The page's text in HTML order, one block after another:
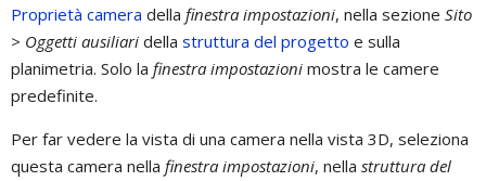
Proprietà camera della finestra impostazioni, nella sezione Sito
> Oggetti ausiliari della struttura del progetto e sulla
planimetria. Solo la finestra impostazioni mostra le camere
predefinite.
Per far vedere la vista di una camera nella vista 3D, seleziona
questa camera nella finestra impostazioni, nella struttura del